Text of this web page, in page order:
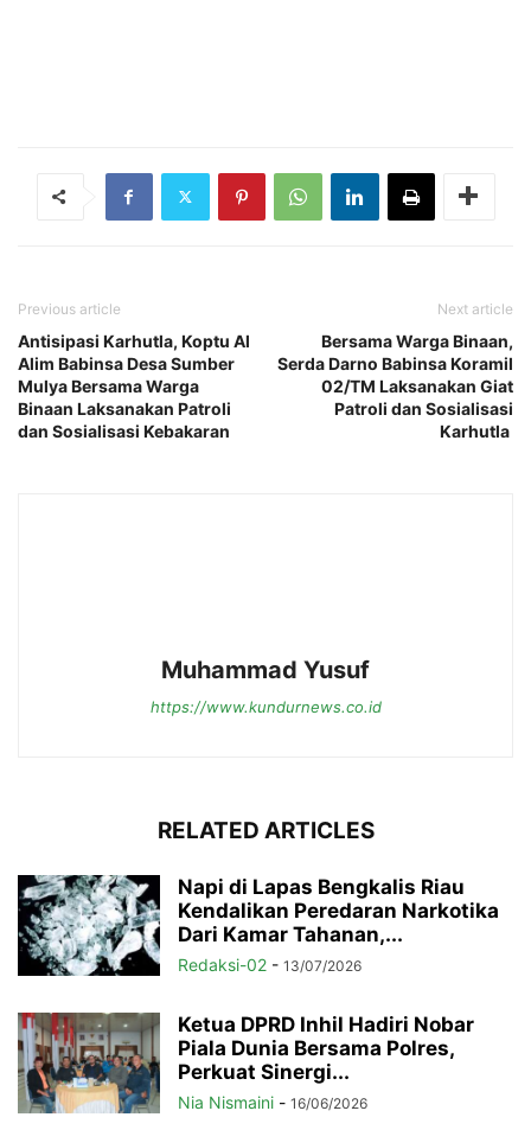
Previous article
Antisipasi Karhutla, Koptu Al
Alim Babinsa Desa Sumber
Mulya Bersama Warga
Binaan Laksanakan Patroli
dan Sosialisasi Kebakaran
Next article
Bersama Warga Binaan,
Serda Darno Babinsa Koramil
02/TM Laksanakan Giat
Patroli dan Sosialisasi
Karhutla
Muhammad Yusuf
https://www.kundurnews.co.id
RELATED ARTICLES
Napi di Lapas Bengkalis Riau
Kendalikan Peredaran Narkotika
Dari Kamar Tahanan,...
Redaksi-02 - 13/07/2026
Ketua DPRD Inhil Hadiri Nobar
Piala Dunia Bersama Polres,
Perkuat Sinergi...
Nia Nismaini - 16/06/2026